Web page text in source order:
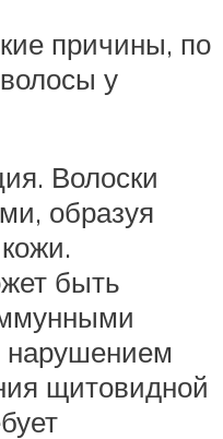
причины, по
у
Волоски
образуя
быть
нарушением
щитовидной